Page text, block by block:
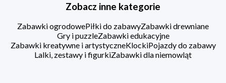
Zobacz inne kategorie
Zabawki ogrodowePiłki do zabawyZabawki drewniane
Gry i puzzleZabawki edukacyjne
Zabawki kreatywne i artystyczneKlockiPojazdy do zabawy
Lalki, zestawy i figurkiZabawki dla niemowląt